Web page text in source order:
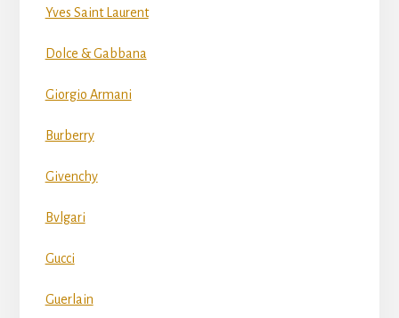
Yves Saint Laurent
Dolce & Gabbana
Giorgio Armani
Burberry
Givenchy
Bvlgari
Gucci
Guerlain